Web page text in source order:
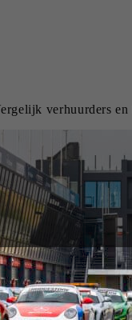
verhuurders